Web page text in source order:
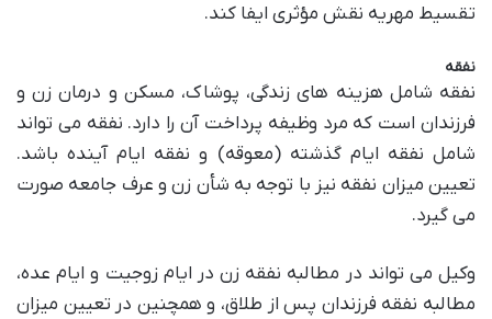
تقسیط مهریه نقش مؤثری ایفا کند.
نفقه
نفقه شامل هزینه های زندگی، پوشاک، مسکن و درمان زن و
فرزندان است که مرد وظیفه پرداخت آن را دارد. نفقه می تواند
شامل نفقه ایام گذشته (معوقه) و نفقه ایام آینده باشد.
تعیین میزان نفقه نیز با توجه به شأن زن و عرف جامعه صورت
می گیرد.
وکیل می تواند در مطالبه نفقه زن در ایام زوجیت و ایام عده،
مطالبه نفقه فرزندان پس از طلاق، و همچنین در تعیین میزان